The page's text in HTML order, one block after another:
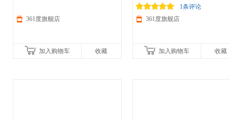
361度旗舰店
加入购物车 收藏
阳外套662624608V
减150/600减230,立即抢购！
1条评论
361度旗舰店
加入购物车 收藏